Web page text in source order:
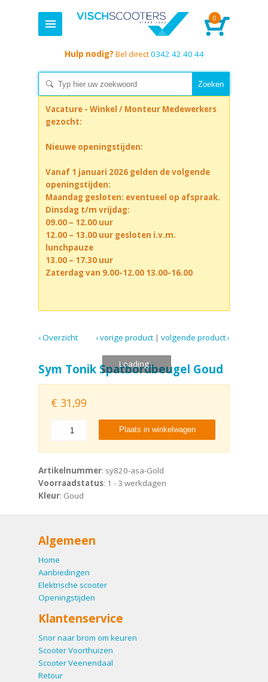
0
Hulp nodig? Bel direct0342 42 40 44
Vacature - Winkel / Monteur Medewerkers
gezocht:
Nieuwe openingstijden:
Vanaf 1 januari 2026 gelden de volgende
openingstijden:
Maandag gesloten: eventueel op afspraak.
Dinsdag t/m vrijdag:
09.00 – 12.00 uur
12.00 – 13.00 uur gesloten i.v.m.
lunchpauze
13.00 – 17.30 uur
Zaterdag van 9.00-12.00 13.00-16.00
‹ Overzicht volgende product ›
|
‹ vorige product
Loading...
Sym Tonik Spatbordbeugel Goud
€ 31,99
Plaats in winkelwagen
Artikelnummer: sy820-asa-Gold
Voorraadstatus: 1 - 3 werkdagen
Kleur: Goud
Algemeen
Home
Aanbiedingen
Elektrische scooter
Openingstijden
Klantenservice
Snor naar brom om keuren
Scooter Voorthuizen
Scooter Veenendaal
Retour